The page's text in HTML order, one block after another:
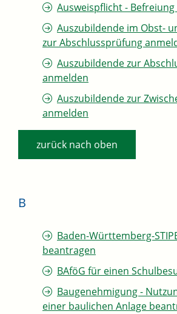
Ausweispflicht -
Auszubildende im Obst-
zur Abschlussprüfung
Auszubildende zur
anmelden
Auszubildende zur
anmelden
zurück nach oben
B
Baden-Württemberg-
beantragen
BAföG für einen
Baugenehmigung -
einer baulichen Anlage